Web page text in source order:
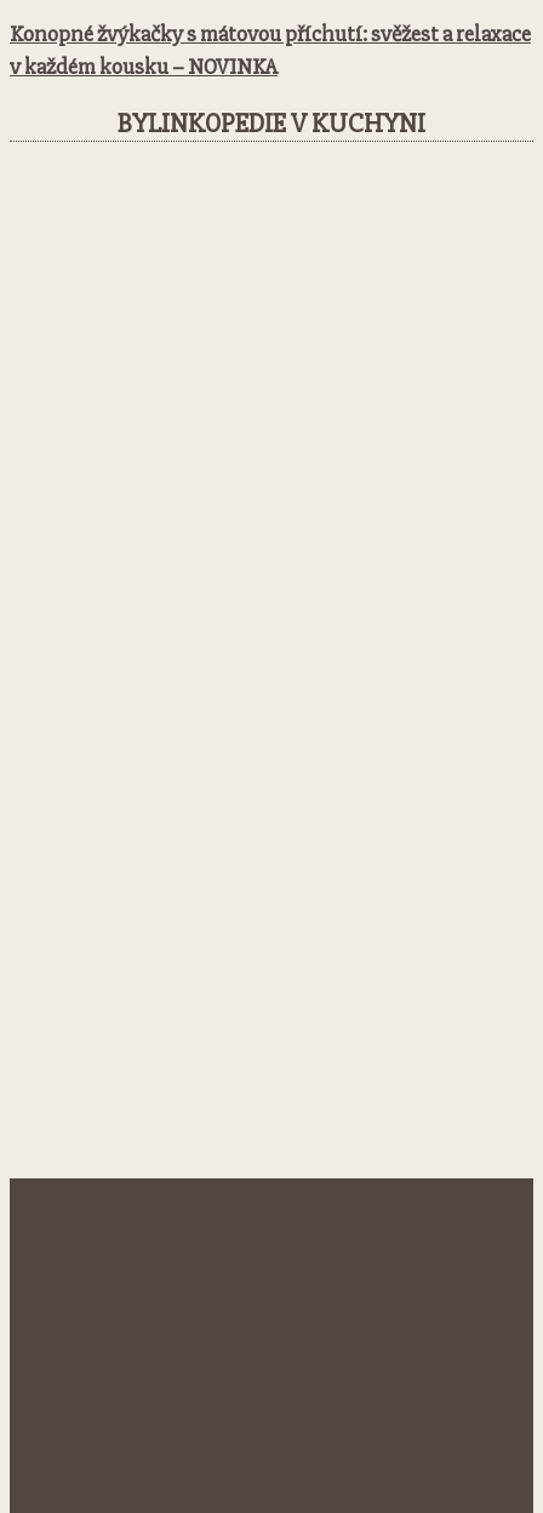
Konopné žvýkačky s mátovou příchutí: svěžest a relaxace
v každém kousku – NOVINKA
BYLINKOPEDIE V KUCHYNI